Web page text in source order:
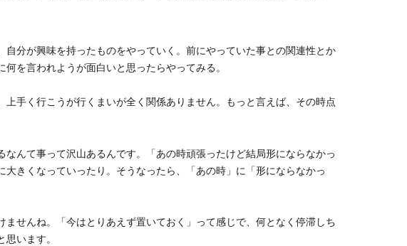
分が興味を持ったものをやっていく。前にやっていた事との関連性とか
を言われようが面白いと思ったらやってみる。
手く行こうが行くまいが全く関係ありません。もっと言えば、その時点
んて事って沢山あるんです。「あの時頑張ったけど結局形にならなかっ
きくなっていったり。そうなったら、「あの時」に「形にならなかっ
せんね。「今はとりあえず置いておく」って感じで、何となく停滞しち
います。